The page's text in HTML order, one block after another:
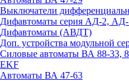
Выключатели
Дифавтоматы серия АД-2,
Дифавтоматы (АВДТ)
Доп. устройства модульной
Силовые автоматы ВА 88-33,
EKF
Автоматы ВА 47-63